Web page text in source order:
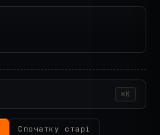
⌘K
Спочатку старі